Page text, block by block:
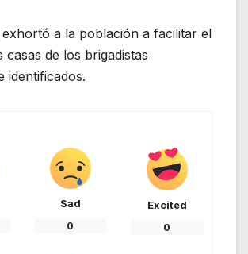
exhortó a la población a facilitar el
casas de los brigadistas
identificados.
Sad
0
Excited
0